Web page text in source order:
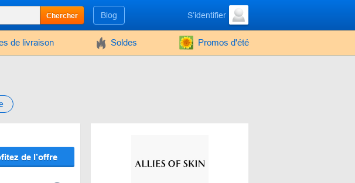
Chercher Blog S’identifier
de livraison Soldes Promos d'été
de l’offre